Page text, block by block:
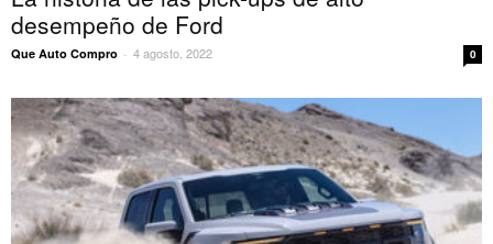
desempeño de Ford
Que Auto Compro - 4 agosto, 2022 0